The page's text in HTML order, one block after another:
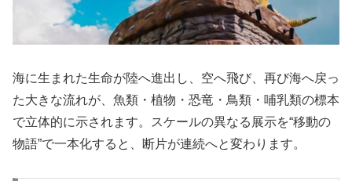
海に生まれた生命が陸へ進出し、空へ飛び、再び海へ戻っ
た大きな流れが、魚類・植物・恐竜・鳥類・哺乳類の標本
で立体的に示されます。スケールの異なる展示を“移動の
物語”で一本化すると、断片が連続へと変わります。